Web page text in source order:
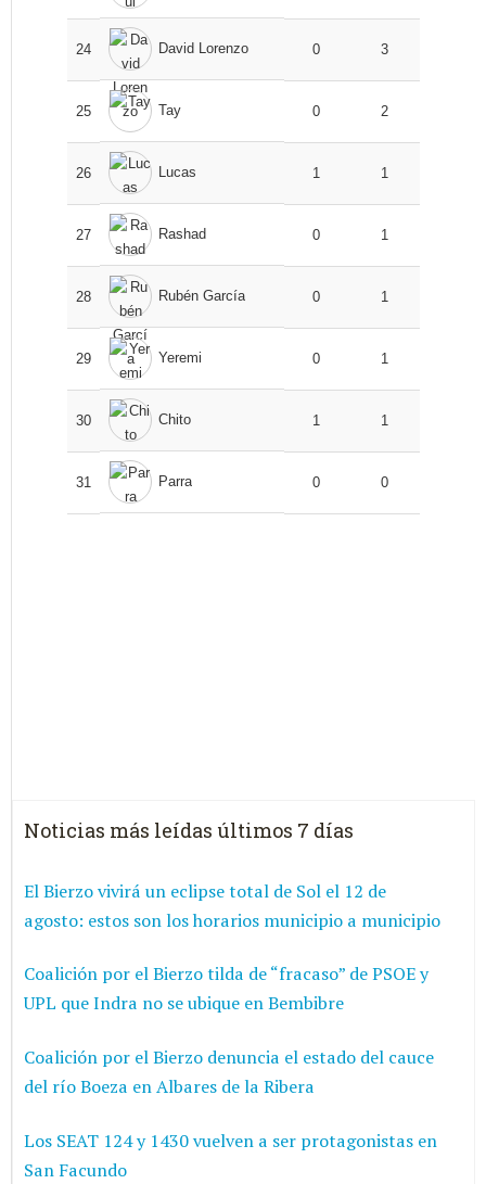
24 David Lorenzo 0 3
25 Tay 0 2
26 Lucas 1 1
27 Rashad 0 1
28 Rubén García 0 1
29 Yeremi 0 1
30 Chito 1 1
31 Parra 0 0
Noticias más leídas últimos 7 días
El Bierzo vivirá un eclipse total de Sol el 12 de
agosto: estos son los horarios municipio a municipio
Coalición por el Bierzo tilda de “fracaso” de PSOE y
UPL que Indra no se ubique en Bembibre
Coalición por el Bierzo denuncia el estado del cauce
del río Boeza en Albares de la Ribera
Los SEAT 124 y 1430 vuelven a ser protagonistas en
San Facundo